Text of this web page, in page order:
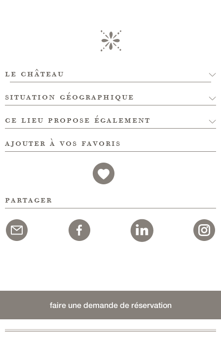
le château
situation géographique
ce lieu propose également
ajouter à vos favoris
partager
faire une demande de réservation